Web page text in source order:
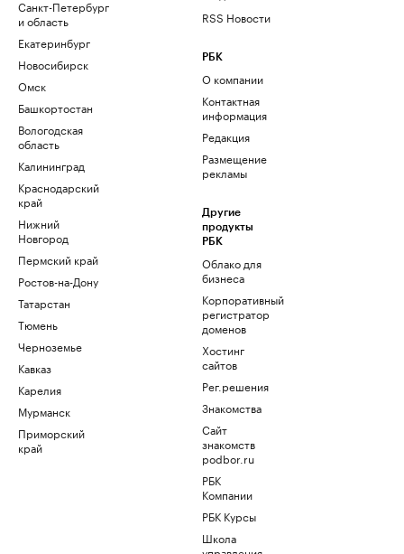
Санкт-Петербург
и область
Екатеринбург
Новосибирск
Омск
Башкортостан
Вологодская
область
Калининград
Краснодарский
край
Нижний
Новгород
Пермский край
Ростов-на-Дону
Татарстан
Тюмень
Черноземье
Кавказ
Карелия
Мурманск
Приморский
край
RSS Новости
РБК
О компании
Контактная
информация
Редакция
Размещение
рекламы
Другие
продукты
РБК
Облако для
бизнеса
Корпоративный
регистратор
доменов
Хостинг
сайтов
Рег.решения
Знакомства
Сайт
знакомств
podbor.ru
РБК
Компании
РБК Курсы
Школа